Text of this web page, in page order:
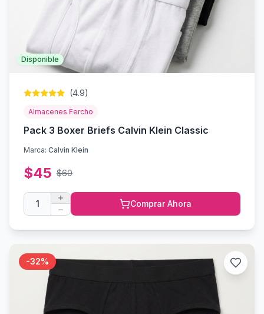
Disponible
(4.9)
Almacenes Fercho
Pack 3 Boxer Briefs Calvin Klein Classic
Marca: Calvin Klein
$45 $60
1 Comprar Ahora
-32%